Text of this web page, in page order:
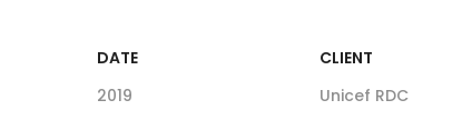
DATE
2019
CLIENT
Unicef RDC